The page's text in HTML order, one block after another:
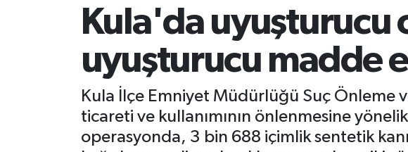
Kula'da uyuşturucu
uyuşturucu madde
Kula İlçe Emniyet Müdürlüğü Suç
ticareti ve kullanımının önlenmesine
operasyonda, 3 bin 688 içimlik sentetik
Bilim Teknoloji
Advertising news
Canlı Maç
Tüm Manşetler
Son Dakika Haberleri
Haber Arşivi